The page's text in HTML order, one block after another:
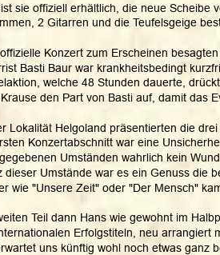
sie offiziell erhältlich, die neue
2 Gitarren und die Teufelsgeige
Konzert zum Erscheinen
Basti Baur war krankheitsbedingt
welche 48 Stunden dauerte,
den Part von Basti auf, damit das
Lokalität Helgoland präsentierten die
Konzertabschnitt war eine
Umständen wahrlich kein
dieser Umstände war es ein Genuss die
wie "Unsere Zeit" oder "Der Mensch"
Teil dann Hans wie gewohnt im
Erfolgstiteln, neu
uns künftig wohl noch etwas ganz